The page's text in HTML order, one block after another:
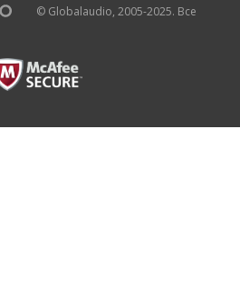
© Globalaudio, 2005-2025. Все